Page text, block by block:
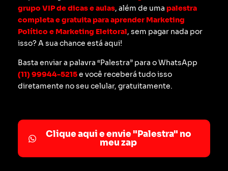
grupo VIP de dicas e aulas, além de uma palestra
completa e gratuita para aprender Marketing
Político e Marketing Eleitoral, sem pagar nada por
isso? A sua chance está aqui!
Basta enviar a palavra “Palestra” para o WhatsApp
(11) 99944-5215e você receberá tudo isso
diretamente no seu celular, gratuitamente.
Clique aqui e envie "Palestra" no
meu zap